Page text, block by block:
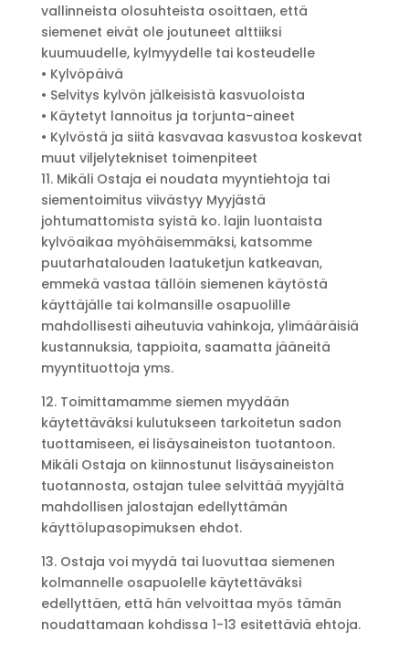
vallinneista olosuhteista osoittaen, että
siemenet eivät ole joutuneet alttiiksi
kuumuudelle, kylmyydelle tai kosteudelle
• Kylvöpäivä
• Selvitys kylvön jälkeisistä kasvuoloista
• Käytetyt lannoitus ja torjunta-aineet
• Kylvöstä ja siitä kasvavaa kasvustoa koskevat
muut viljelytekniset toimenpiteet
11. Mikäli Ostaja ei noudata myyntiehtoja tai
siementoimitus viivästyy Myyjästä
johtumattomista syistä ko. lajin luontaista
kylvöaikaa myöhäisemmäksi, katsomme
puutarhatalouden laatuketjun katkeavan,
emmekä vastaa tällöin siemenen käytöstä
käyttäjälle tai kolmansille osapuolille
mahdollisesti aiheutuvia vahinkoja, ylimääräisiä
kustannuksia, tappioita, saamatta jääneitä
myyntituottoja yms.
12. Toimittamamme siemen myydään
käytettäväksi kulutukseen tarkoitetun sadon
tuottamiseen, ei lisäysaineiston tuotantoon.
Mikäli Ostaja on kiinnostunut lisäysaineiston
tuotannosta, ostajan tulee selvittää myyjältä
mahdollisen jalostajan edellyttämän
käyttölupasopimuksen ehdot.
13. Ostaja voi myydä tai luovuttaa siemenen
kolmannelle osapuolelle käytettäväksi
edellyttäen, että hän velvoittaa myös tämän
noudattamaan kohdissa 1-13 esitettäviä ehtoja.